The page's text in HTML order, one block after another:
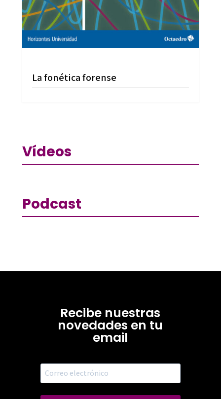
La fonética forense
Vídeos
Podcast
Recibe nuestras
novedades en tu
email